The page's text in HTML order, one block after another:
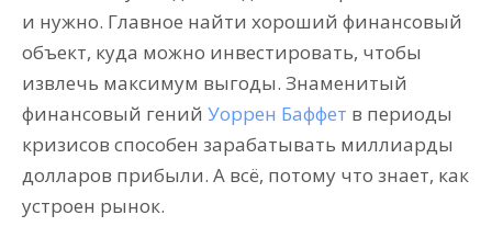
и нужно. Главное найти хороший финансовый
объект, куда можно инвестировать, чтобы
извлечь максимум выгоды. Знаменитый
финансовый гений Уоррен Баффет в периоды
кризисов способен зарабатывать миллиарды
долларов прибыли. А всё, потому что знает, как
устроен рынок.